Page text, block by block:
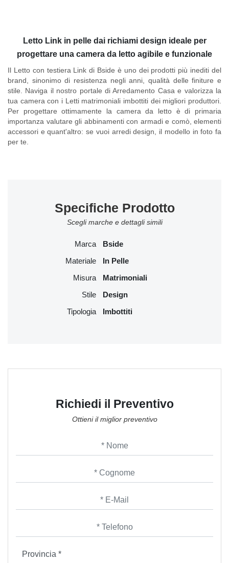
Letto Link in pelle dai richiami design ideale per
progettare una camera da letto agibile e funzionale
Il Letto con testiera Link di Bside è uno dei prodotti più inediti del
brand, sinonimo di resistenza negli anni, qualità delle finiture e
stile. Naviga il nostro portale di Arredamento Casa e valorizza la
tua camera con i Letti matrimoniali imbottiti dei migliori produttori.
Per progettare ottimamente la camera da letto è di primaria
importanza valutare gli abbinamenti con armadi e comò, elementi
accessori e quant'altro: se vuoi arredi design, il modello in foto fa
per te.
Richiedi il Preventivo
Ottieni il miglior preventivo
Specifiche Prodotto
Scegli marche e dettagli simili
Marca Bside
Materiale In Pelle
Misura Matrimoniali
Stile Design
Tipologia Imbottiti